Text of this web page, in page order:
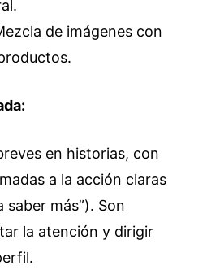
de imágenes con
en historias, con
a la acción claras
saber más”). Son
la atención y dirigir